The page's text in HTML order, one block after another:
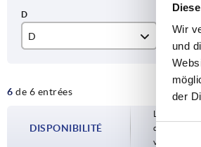
Wir
und
der
D
12
noir
rouge
6 de 6 entrées
DISPONIBILITÉ
Les
votre